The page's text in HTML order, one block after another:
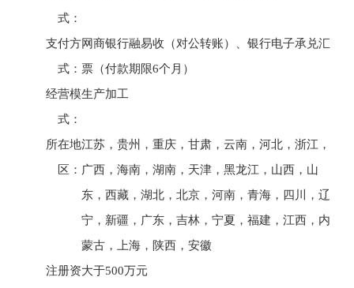
式：
支付方
式：
网商银行融易收（对公转账）、银行电子承兑汇
票（付款期限6个月）
经营模
式：
生产加工
所在地
区：
江苏，贵州，重庆，甘肃，云南，河北，浙江，
广西，海南，湖南，天津，黑龙江，山西，山
东，西藏，湖北，北京，河南，青海，四川，辽
宁，新疆，广东，吉林，宁夏，福建，江西，内
蒙古，上海，陕西，安徽
注册资大于500万元